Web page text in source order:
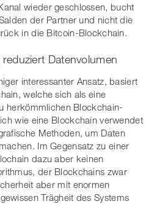
wieder geschlossen, bucht
der Partner und nicht die
in die Bitcoin-Blockchain.
Datenvolumen
interessanter Ansatz, basiert
welche sich als eine
herkömmlichen Blockchain-
wie eine Blockchain verwendet
Methoden, um Daten
Im Gegensatz zu einer
dazu aber keinen
der Blockchains zwar
aber mit enormen
Trägheit des Systems